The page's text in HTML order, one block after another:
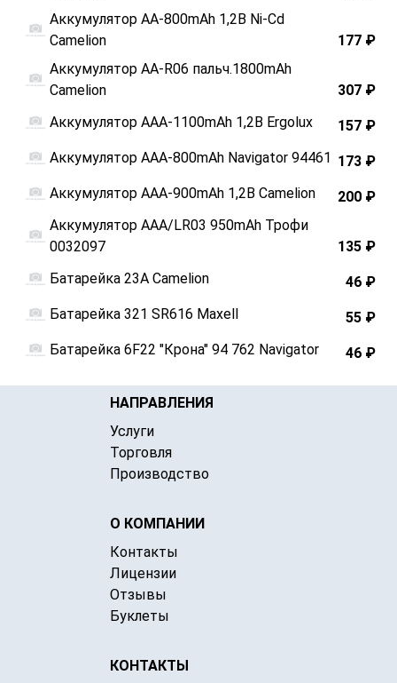
Аккумулятор АА-800mAh 1,2В Ni-Cd
Camelion
177 ₽
Аккумулятор АА-R06 пальч.1800mAh
Camelion
307 ₽
Аккумулятор ААА-1100mAh 1,2В Ergolux
157 ₽
Аккумулятор ААА-800mAh Navigator 94461 173 ₽
Аккумулятор ААА-900mAh 1,2В Camelion
200 ₽
Аккумулятор ААА/LR03 950mAh Трофи
0032097
135 ₽
Батарейка 23А Camelion
46 ₽
Батарейка 321 SR616 Maxell
55 ₽
Батарейка 6F22 "Крона" 94 762 Navigator
46 ₽
НАПРАВЛЕНИЯ
Услуги
Торговля
Производство
О КОМПАНИИ
Контакты
Лицензии
Отзывы
Буклеты
КОНТАКТЫ